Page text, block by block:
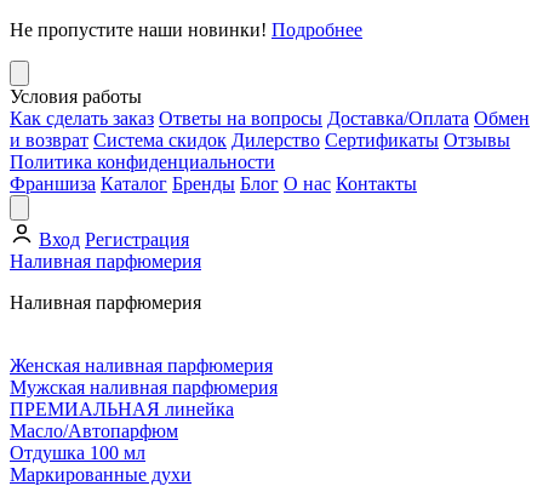
Не пропустите наши новинки! Подробнее
Условия работы
Как сделать заказ Ответы на вопросы Доставка/Оплата Обмен
и возврат Система скидок Дилерство Сертификаты Отзывы
Политика конфиденциальности
Франшиза Каталог Бренды Блог О нас Контакты
Вход Регистрация
Наливная парфюмерия
Наливная парфюмерия
Женская наливная парфюмерия
Мужская наливная парфюмерия
ПРЕМИАЛЬНАЯ линейка
Масло/Автопарфюм
Отдушка 100 мл
Маркированные духи